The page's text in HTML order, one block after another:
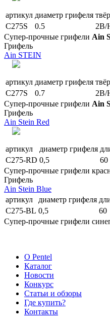
артикул диаметр грифеля
C275S
0.5 2B/
Супер-прочные грифели Ain
Грифель
Ain STEIN
артикул диаметр грифеля
C277S
0.7 2B/
Супер-прочные грифели Ain
Грифель
Ain Stein Red
артикул диаметр грифеля
C275-RD 0,5 60
Супер-прочные грифели
Грифель
Ain Stein Blue
артикул
диаметр грифеля
C275-BL 0,5 60
Супер-прочные грифели
О Pentel
Каталог
Новости
Конкурс
Статьи и обзоры
Где купить?
Контакты